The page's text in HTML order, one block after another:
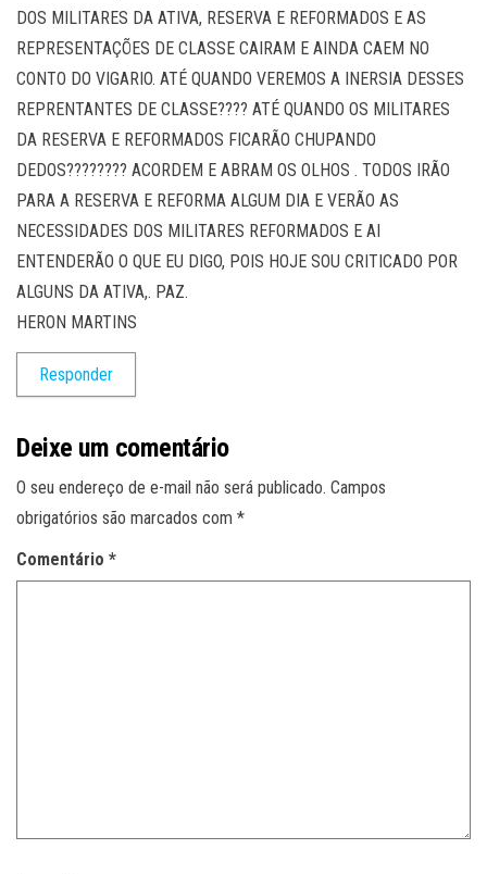
DOS MILITARES DA ATIVA, RESERVA E REFORMADOS E AS
REPRESENTAÇÕES DE CLASSE CAIRAM E AINDA CAEM NO
CONTO DO VIGARIO. ATÉ QUANDO VEREMOS A INERSIA DESSES
REPRENTANTES DE CLASSE???? ATÉ QUANDO OS MILITARES
DA RESERVA E REFORMADOS FICARÃO CHUPANDO
DEDOS???????? ACORDEM E ABRAM OS OLHOS . TODOS IRÃO
PARA A RESERVA E REFORMA ALGUM DIA E VERÃO AS
NECESSIDADES DOS MILITARES REFORMADOS E AI
ENTENDERÃO O QUE EU DIGO, POIS HOJE SOU CRITICADO POR
ALGUNS DA ATIVA,. PAZ.
HERON MARTINS
Responder
Deixe um comentário
O seu endereço de e-mail não será publicado. Campos
obrigatórios são marcados com *
Comentário *